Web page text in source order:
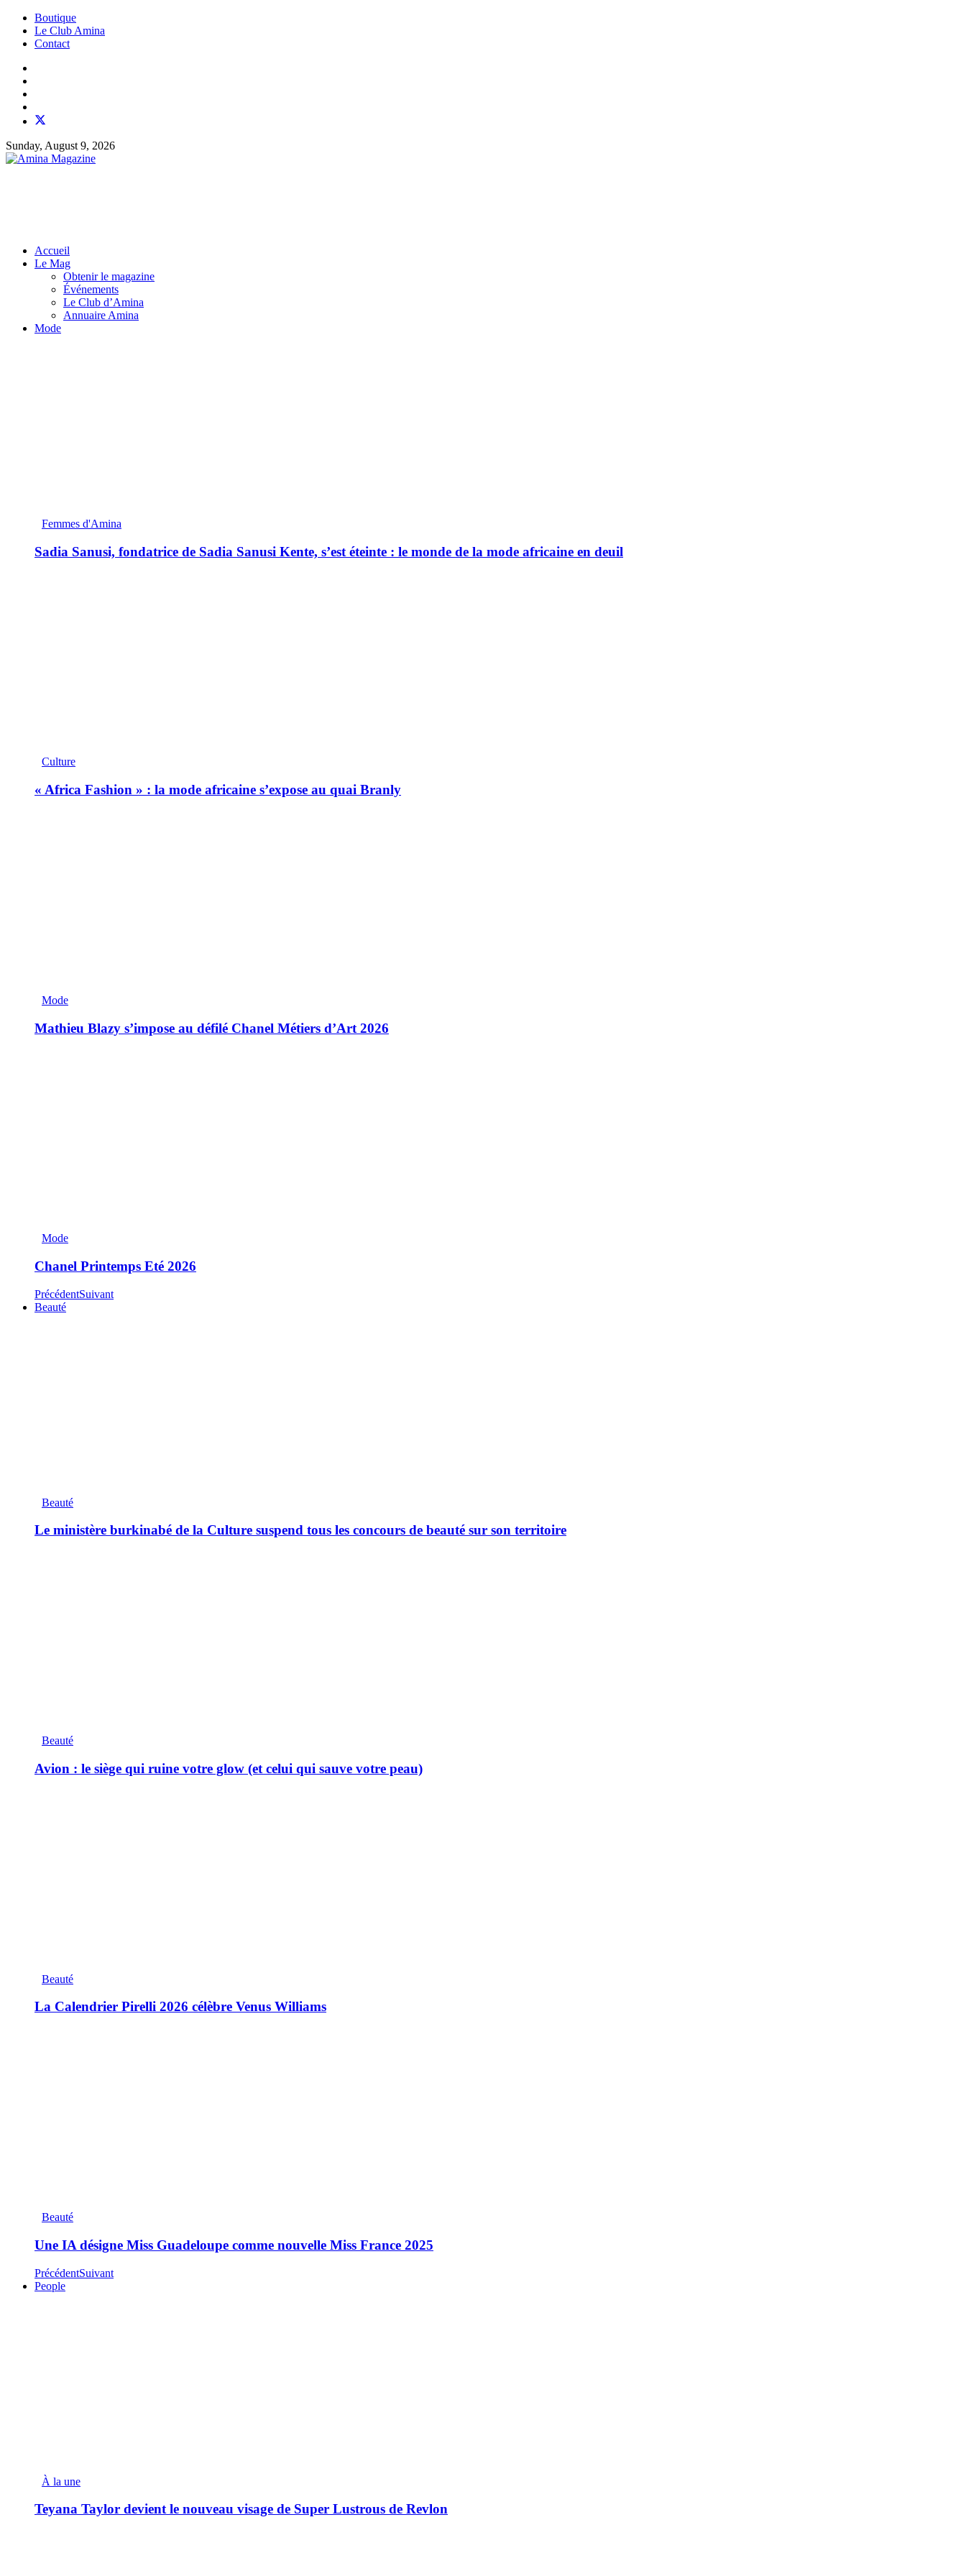
Boutique
Le Club Amina
Contact
Sunday, August 9, 2026
Accueil
Le Mag
Obtenir le magazine
Événements
Le Club d’Amina
Annuaire Amina
Mode
Femmes d'Amina
Sadia Sanusi, fondatrice de Sadia Sanusi Kente, s’est éteinte : le monde de la mode africaine en deuil
Culture
« Africa Fashion » : la mode africaine s’expose au quai Branly
Mode
Mathieu Blazy s’impose au défilé Chanel Métiers d’Art 2026
Mode
Chanel Printemps Eté 2026
PrécédentSuivant
Beauté
Beauté
Le ministère burkinabé de la Culture suspend tous les concours de beauté sur son territoire
Beauté
Avion : le siège qui ruine votre glow (et celui qui sauve votre peau)
Beauté
La Calendrier Pirelli 2026 célèbre Venus Williams
Beauté
Une IA désigne Miss Guadeloupe comme nouvelle Miss France 2025
PrécédentSuivant
People
À la une
Teyana Taylor devient le nouveau visage de Super Lustrous de Revlon